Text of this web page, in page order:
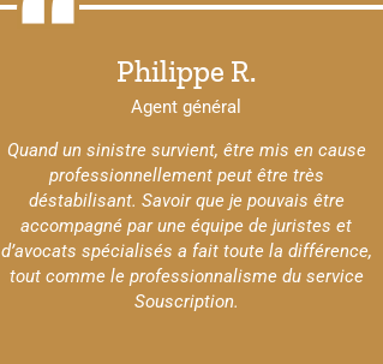
Philippe R.
Agent général
Quand un sinistre survient, être mis en cause
professionnellement peut être très
déstabilisant. Savoir que je pouvais être
accompagné par une équipe de juristes et
d’avocats spécialisés a fait toute la différence,
tout comme le professionnalisme du service
Souscription.